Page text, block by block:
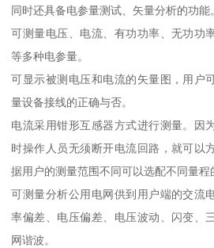
同时还具备电参量测试、矢量分析的功能
可测量电压、电流、有功功率、无功功
等多种电参量。
可显示被测电压和电流的矢量图，用户
量设备接线的正确与否。
电流采用钳形互感器方式进行测量。因
时操作人员无须断开电流回路，就可以
据用户的测量范围不同可以选配不同量程
可测量分析公用电网供到用户端的交流
率偏差、电压偏差、电压波动、闪变、
网谐波。